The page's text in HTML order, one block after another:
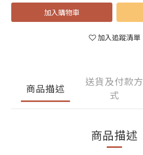
加入購物車
加入追蹤清單
商品描述
送貨及付款方
式
商品描述